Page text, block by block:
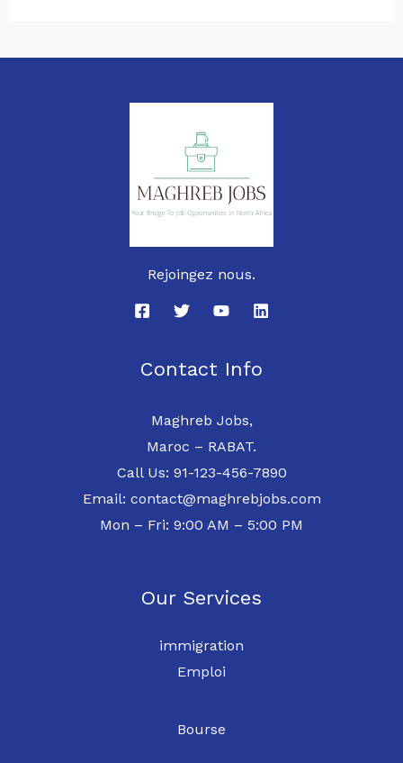
Rejoingez nous.
Contact Info
Maghreb Jobs,
Maroc – RABAT.
Call Us: 91-123-456-7890
Email: contact@maghrebjobs.com
Mon – Fri: 9:00 AM – 5:00 PM
Our Services
immigration
Emploi
Bourse